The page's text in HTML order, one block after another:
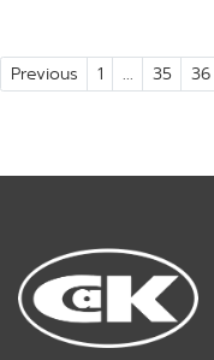
Previous 1 ... 35 36